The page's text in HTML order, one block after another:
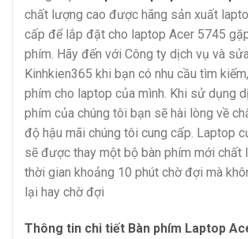
chất lượng cao được hãng sản xuất
cấp để lắp đặt cho laptop Acer 5745
phím. Hãy đến với Công ty dịch vụ và
Kinhkien365 khi bạn có nhu cầu tìm
phím cho laptop của mình. Khi sử dụng
phím của chúng tôi bạn sẽ hài lòng về
độ hậu mãi chúng tôi cung cấp. Laptop
sẽ được thay một bộ bàn phím mới
thời gian khoảng 10 phút chờ đợi mà
lại hay chờ đợi
Thông tin chi tiết Bàn phím Laptop